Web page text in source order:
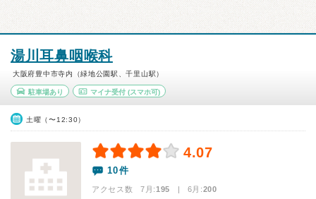
湯川耳鼻咽喉科
大阪府豊中市寺内（緑地公園駅、千里山駅）
駐車場あり マイナ受付(スマホ可)
土曜（〜12:30）
4.07
10件
アクセス数 7月:195 | 6月:200